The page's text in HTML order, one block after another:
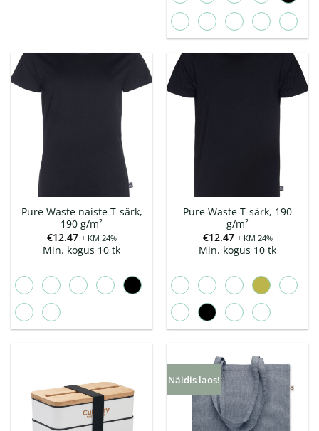
Pure Waste naiste T-särk,
190 g/m²
€12.47 + KM 24%
Min. kogus 10 tk
Pure Waste T-särk, 190
g/m²
€12.47 + KM 24%
Min. kogus 10 tk
Näidis laos!